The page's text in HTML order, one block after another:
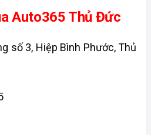
Auto365 Thủ Đức
số 3, Hiệp Bình Phước, Thủ